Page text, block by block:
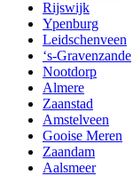
Rijswijk
Ypenburg
Leidschenveen
‘s-Gravenzande
Nootdorp
Almere
Zaanstad
Amstelveen
Gooise Meren
Zaandam
Aalsmeer